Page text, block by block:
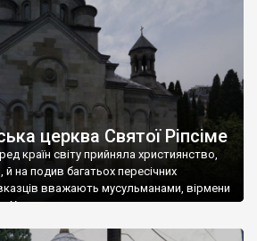
церква Святої Ріпсіме
країн світу прийняла християнство,
й на подив багатьох пересічних
вважають мусульманами, вірмени
Христа